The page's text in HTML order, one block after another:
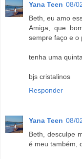
Yana Teen 08/
Beth, eu amo
Amiga, que
sempre faço e o
tenha uma
bjs cristalinos
Responder
Yana Teen 08/
Beth, desculpe
é meu também,